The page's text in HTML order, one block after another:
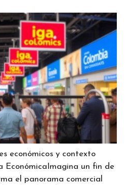
económicos y contexto
EconómicaImagina un fin de
el panorama comercial